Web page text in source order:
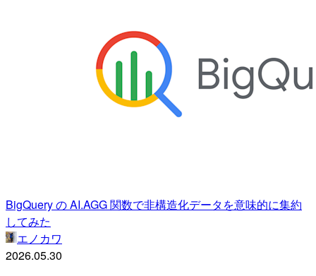
BigQuery の AI.AGG 関数で非構造化データを意味的に集約
してみた
エノカワ
2026.05.30